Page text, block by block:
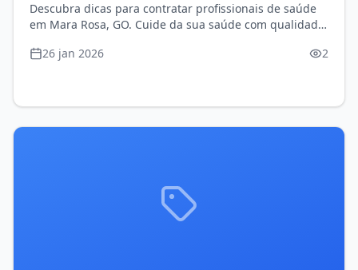
Descubra dicas para contratar profissionais de saúde
em Mara Rosa, GO. Cuide da sua saúde com qualidade
26 jan 2026
2